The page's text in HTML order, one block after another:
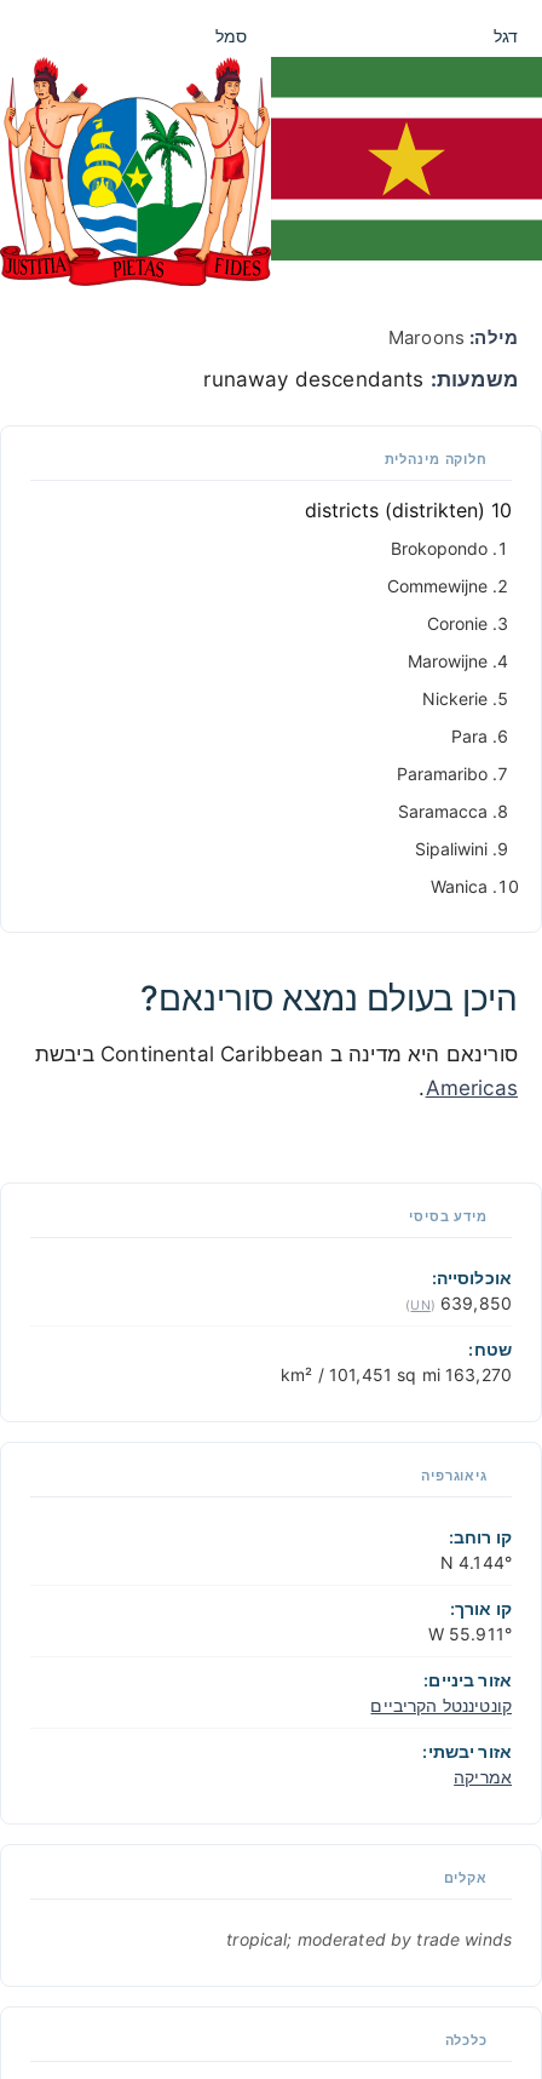
דגל סמל
מילה:
משמעות:
חלוקה מינהלית
10 districts (distrikten)
Brokopondo
Commewijne
Coronie
Marowijne
Nickerie
Para
Paramaribo
Saramacca
Sipaliwini
Wanica
היכן בעולם נמצא סורינאם?
סורינאם היא מדינה ב Continental Caribbean ביבשת
Americas
.
מידע בסיסי
אוכלוסייה:
639,850
(
UN
)
שטח:
163,270 km² / 101,451 sq mi
גיאוגרפיה
קו רוחב:
4.144° N
קו אורך:
55.911° W
אזור ביניים:
קונטיננטל הקריביים
אזור יבשתי:
אמריקה
אקלים
tropical; moderated by trade winds
כלכלה